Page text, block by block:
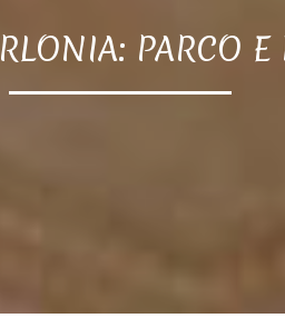
PARCO E